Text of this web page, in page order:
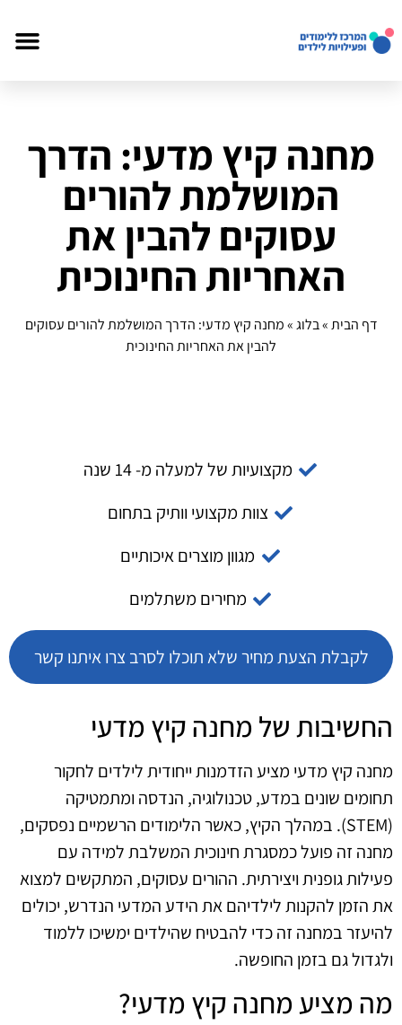
מחנה קיץ מדעי: הדרך
המושלמת להורים
עסוקים להבין את
האחריות החינוכית
דף הבית»בלוג»מחנה קיץ מדעי: הדרך המושלמת להורים עסוקים
להבין את האחריות החינוכית
מקצועיות של למעלה מ- 14 שנה
צוות מקצועי וותיק בתחום
מגוון מוצרים איכותיים
מחירים משתלמים
לקבלת הצעת מחיר שלא תוכלו לסרב צרו איתנו קשר
החשיבות של מחנה קיץ מדעי
מחנה קיץ מדעי מציע הזדמנות ייחודית לילדים לחקור
תחומים שונים במדע, טכנולוגיה, הנדסה ומתמטיקה
(STEM). במהלך הקיץ, כאשר הלימודים הרשמיים נפסקים,
מחנה זה פועל כמסגרת חינוכית המשלבת למידה עם
פעילות גופנית ויצירתית. ההורים עסוקים, המתקשים למצוא
את הזמן להקנות לילדיהם את הידע המדעי הנדרש, יכולים
להיעזר במחנה זה כדי להבטיח שהילדים ימשיכו ללמוד
ולגדול גם בזמן החופשה.
מה מציע מחנה קיץ מדעי?